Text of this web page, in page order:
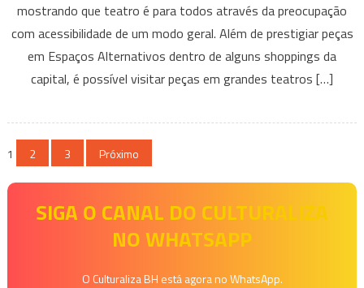
traz
acessibilidade
ao
mostrando que teatro é para todos através da preocupação
com acessibilidade de um modo geral. Além de prestigiar peças
em Espaços Alternativos dentro de alguns shoppings da
capital, é possível visitar peças em grandes teatros […]
Paginação
de
posts
1 2 3 Próximo
SIGA O CANAL DO CULTURALIZA
NO WHATSAPP
O Culturaliza BH está agora no WhatsApp.